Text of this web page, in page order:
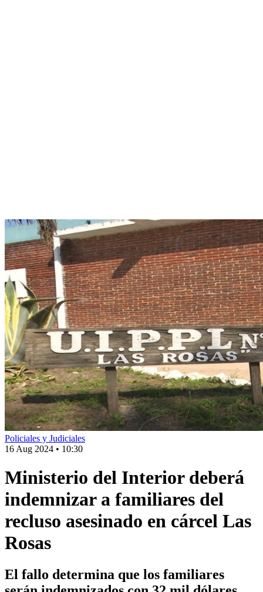
Policiales y Judiciales
16 Aug 2024 • 10:30
Ministerio del Interior deberá
indemnizar a familiares del
recluso asesinado en cárcel Las
Rosas
El fallo determina que los familiares